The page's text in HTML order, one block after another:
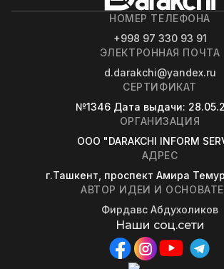
НОМЕР ТЕЛЕФОНА
+998 97 330 93 91
ЭЛЕКТРОННАЯ ПОЧТА
d.darakchi@yandex.ru
СЕРТИФИКАТ
№1346 Дата выдачи:
ОРГАНИЗАЦИЯ
OOO "DARAKCHI INFORM
АДРЕС
г.Ташкент, проспект Амира
АВТОР ИДЕИ И
Фирдавс Абдухоликов
Наши соц.сети